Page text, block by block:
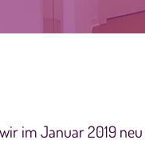
im Januar 2019